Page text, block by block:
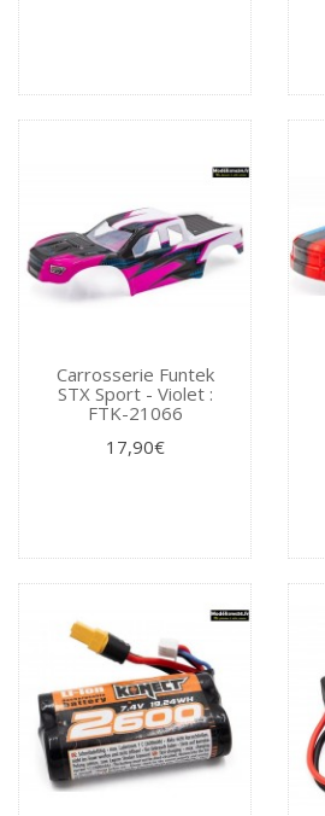
Carrosserie Funtek
STX Sport - Violet :
FTK-21066
17,90€